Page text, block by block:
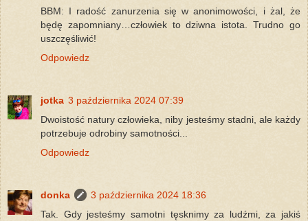
BBM: I radość zanurzenia się w anonimowości, i żal, że
będę zapomniany…człowiek to dziwna istota. Trudno go
uszczęśliwić!
Odpowiedz
jotka 3 października 2024 07:39
Dwoistość natury człowieka, niby jesteśmy stadni, ale każdy
potrzebuje odrobiny samotności...
Odpowiedz
donka
3 października 2024 18:36
Tak. Gdy jesteśmy samotni tęsknimy za ludźmi, za jakiś